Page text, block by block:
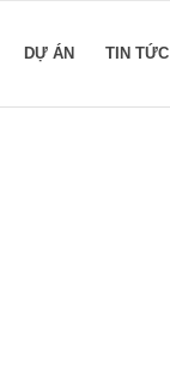
DỰ ÁN TIN TỨC